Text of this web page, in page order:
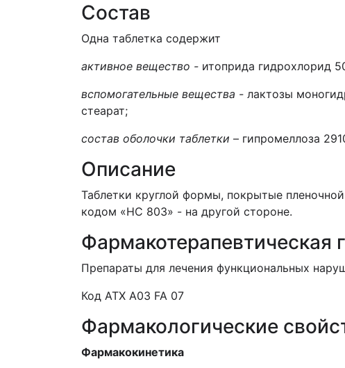
Состав
Одна таблетка содержит
активное вещество - итоприда гидрохлорид
вспомогательные вещества - лактозы
стеарат;
состав оболочки таблетки – гипромеллоза
Описание
Таблетки круглой формы, покрытые
кодом «НС 803» - на другой стороне.
Фармакотерапевтическая
Препараты для лечения функциональных
Код АТХ А03 FA 07
Фармакологические
Фармакокинетика